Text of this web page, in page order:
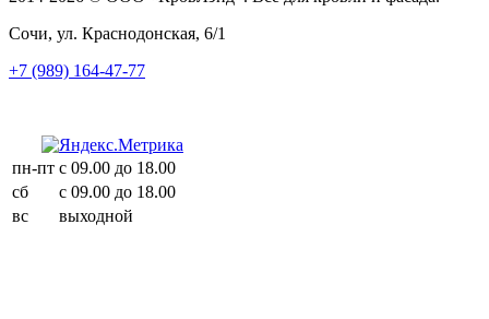
Сочи, ул. Краснодонская, 6/1
+7 (989) 164-47-77
пн-пт с 09.00 до 18.00
сб
с 09.00 до 18.00
вс
выходной